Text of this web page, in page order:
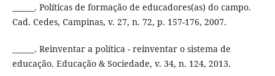
______. Políticas de formação de educadores(as) do campo.
Cad. Cedes, Campinas, v. 27, n. 72, p. 157-176, 2007.
______. Reinventar a política - reinventar o sistema de
educação. Educação & Sociedade, v. 34, n. 124, 2013.